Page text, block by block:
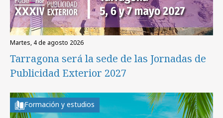
martes, 4 de agosto 2026
Tarragona será la sede de las Jornadas de
Publicidad Exterior 2027
Formación y estudios